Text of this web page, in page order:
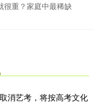
很重？家庭中最稀缺
消艺考，将按高考文化